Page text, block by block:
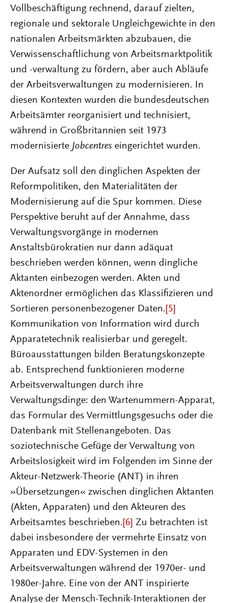
Vollbeschäftigung rechnend, darauf zielten,
regionale und sektorale Ungleichgewichte in den
nationalen Arbeitsmärkten abzubauen, die
Verwissenschaftlichung von Arbeitsmarktpolitik
und -verwaltung zu fördern, aber auch Abläufe
der Arbeitsverwaltungen zu modernisieren. In
diesen Kontexten wurden die bundesdeutschen
Arbeitsämter reorganisiert und technisiert,
während in Großbritannien seit 1973
modernisierte Jobcentres eingerichtet wurden.
Der Aufsatz soll den dinglichen Aspekten der
Reformpolitiken, den Materialitäten der
Modernisierung auf die Spur kommen. Diese
Perspektive beruht auf der Annahme, dass
Verwaltungsvorgänge in modernen
Anstaltsbürokratien nur dann adäquat
beschrieben werden können, wenn dingliche
Aktanten einbezogen werden. Akten und
Aktenordner ermöglichen das Klassifizieren und
Sortieren personenbezogener Daten. [5]
Kommunikation von Information wird durch
Apparatetechnik realisierbar und geregelt.
Büroausstattungen bilden Beratungskonzepte
ab. Entsprechend funktionieren moderne
Arbeitsverwaltungen durch ihre
Verwaltungsdinge: den Wartenummern-Apparat,
das Formular des Vermittlungsgesuchs oder die
Datenbank mit Stellenangeboten. Das
soziotechnische Gefüge der Verwaltung von
Arbeitslosigkeit wird im Folgenden im Sinne der
Akteur-Netzwerk-Theorie (ANT) in ihren
»Übersetzungen« zwischen dinglichen Aktanten
(Akten, Apparaten) und den Akteuren des
Arbeitsamtes beschrieben. [6] Zu betrachten ist
dabei insbesondere der vermehrte Einsatz von
Apparaten und EDV-Systemen in den
Arbeitsverwaltungen während der 1970er- und
1980er-Jahre. Eine von der ANT inspirierte
Analyse der Mensch-Technik-Interaktionen der